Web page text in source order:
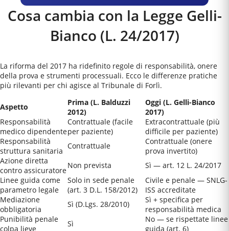
Cosa cambia con la Legge Gelli-
Bianco (L. 24/2017)
La riforma del 2017 ha ridefinito regole di responsabilità, onere
della prova e strumenti processuali. Ecco le differenze pratiche
più rilevanti per chi agisce al Tribunale di Forlì.
Aspetto
Prima (L. Balduzzi
2012)
Oggi (L. Gelli-Bianco
2017)
Responsabilità
medico dipendente
Contrattuale (facile
per paziente)
Extracontrattuale (più
difficile per paziente)
Responsabilità
struttura sanitaria
Contrattuale
Contrattuale (onere
prova invertito)
Azione diretta
contro assicuratore
Non prevista
Sì — art. 12 L. 24/2017
Linee guida come
parametro legale
Solo in sede penale
(art. 3 D.L. 158/2012)
Civile e penale — SNLG-
ISS accreditate
Mediazione
obbligatoria
Sì (D.Lgs. 28/2010)
Sì + specifica per
responsabilità medica
Punibilità penale
colpa lieve
Sì
No — se rispettate linee
guida (art. 6)